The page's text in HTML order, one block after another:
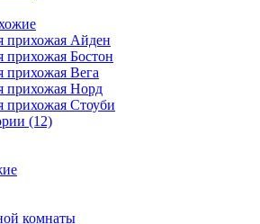
прихожая Айден
прихожая Бостон
прихожая Вега
прихожая Норд
прихожая Стоуби
(12)
комнаты